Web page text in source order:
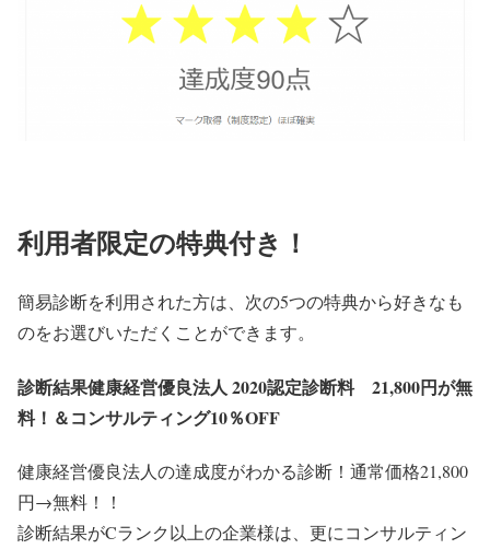
利用者限定の特典付き！
簡易診断を利用された方は、次の5つの特典から好きなも
のをお選びいただくことができます。
診断結果健康経営優良法人 2020認定診断料 21,800円が無
料！＆コンサルティング10％OFF
健康経営優良法人の達成度がわかる診断！通常価格21,800
円→無料！！
診断結果がCランク以上の企業様は、更にコンサルティン